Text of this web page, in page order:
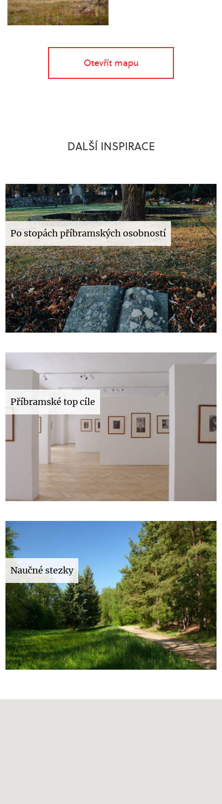
Otevřít mapu
DALŠÍ INSPIRACE
Po stopách příbramských osobností
Příbramské top cíle
Naučné stezky